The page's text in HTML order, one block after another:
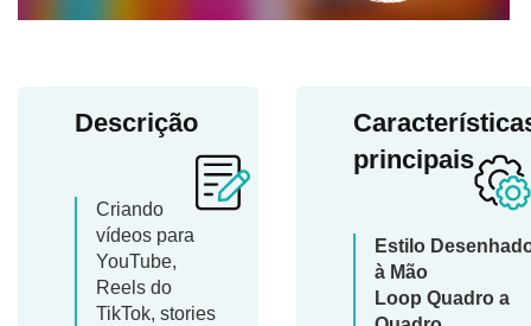
Descrição
Criando
vídeos para
YouTube,
Reels do
TikTok, stories
principais
Estilo
à Mão
Loop Quadro a